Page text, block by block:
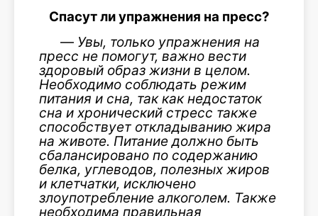
Спасут ли упражнения на пресс?
— Увы, только упражнения на
пресс не помогут, важно вести
здоровый образ жизни в целом.
Необходимо соблюдать режим
питания и сна, так как недостаток
сна и хронический стресс также
способствует откладыванию жира
на животе. Питание должно быть
сбалансировано по содержанию
белка, углеводов, полезных жиров
и клетчатки, исключено
злоупотребление алкоголем. Также
необходима правильная